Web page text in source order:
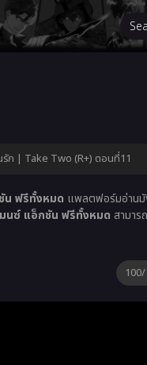
รัก | Take Two (R+) ตอนที่11
น ฟรีทั้งหมด แพลตฟอร์มอ่านมั
นซ์ แอ็กชัน ฟรีทั้งหมด สามาร